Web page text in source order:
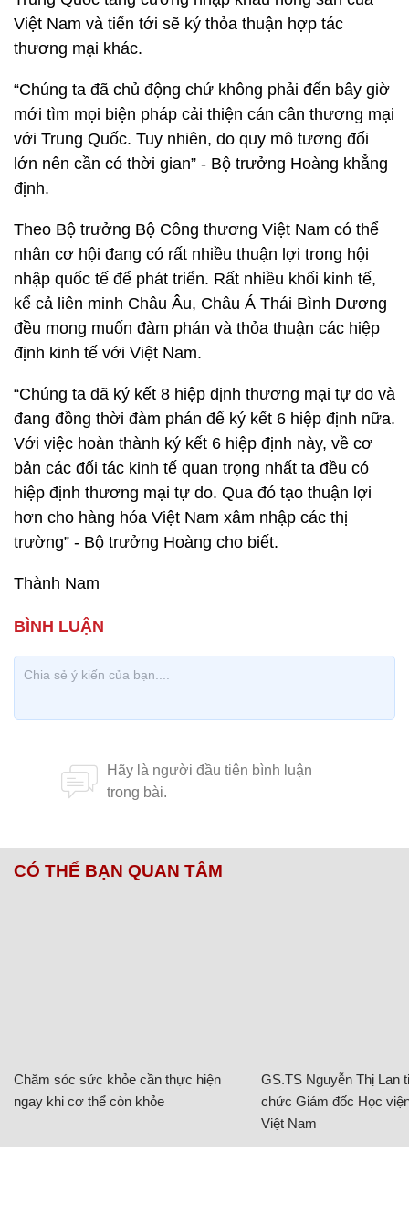
Việt Nam và tiến tới sẽ ký thỏa thuận hợp tác
thương mại khác.
“Chúng ta đã chủ động chứ không phải đến bây giờ
mới tìm mọi biện pháp cải thiện cán cân thương mại
với Trung Quốc. Tuy nhiên, do quy mô tương đối
lớn nên cần có thời gian” - Bộ trưởng Hoàng khẳng
định.
Theo Bộ trưởng Bộ Công thương Việt Nam có thể
nhân cơ hội đang có rất nhiều thuận lợi trong hội
nhập quốc tế để phát triển. Rất nhiều khối kinh tế,
kể cả liên minh Châu Âu, Châu Á Thái Bình Dương
đều mong muốn đàm phán và thỏa thuận các hiệp
định kinh tế với Việt Nam.
“Chúng ta đã ký kết 8 hiệp định thương mại tự do và
đang đồng thời đàm phán để ký kết 6 hiệp định nữa.
Với việc hoàn thành ký kết 6 hiệp định này, về cơ
bản các đối tác kinh tế quan trọng nhất ta đều có
hiệp định thương mại tự do. Qua đó tạo thuận lợi
hơn cho hàng hóa Việt Nam xâm nhập các thị
trường” - Bộ trưởng Hoàng cho biết.
Thành Nam
CÓ THỂ BẠN QUAN TÂM
Chăm sóc sức khỏe cần thực hiện
ngay khi cơ thể còn khỏe
GS.TS Nguyễn Thị Lan
chức Giám đốc Học
Việt Nam